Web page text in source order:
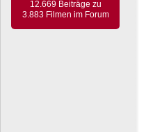
12.669 Beiträge zu
3.883 Filmen im Forum